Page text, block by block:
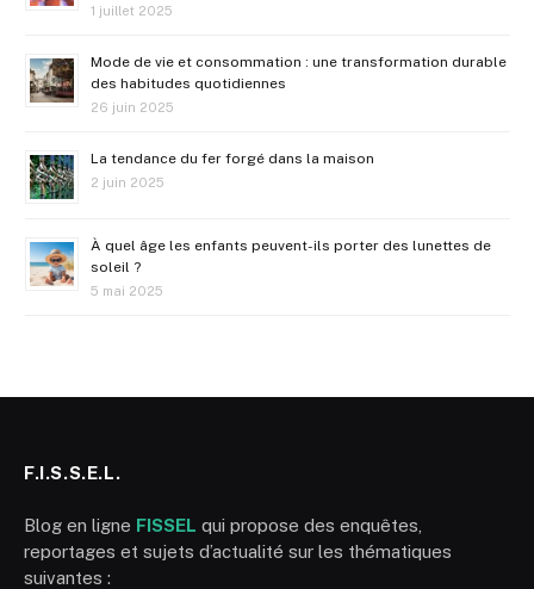
1 juillet 2025
Mode de vie et consommation : une transformation durable
des habitudes quotidiennes
26 juin 2025
La tendance du fer forgé dans la maison
2 juin 2025
À quel âge les enfants peuvent-ils porter des lunettes de
soleil ?
5 mai 2025
F.I.S.S.E.L.
Blog en ligne FISSEL qui propose des enquêtes,
reportages et sujets d’actualité sur les thématiques
suivantes :